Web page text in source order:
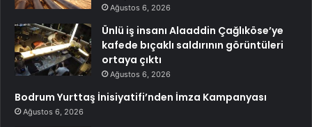
Ağustos 6, 2026
Ünlü iş insanı Alaaddin Çağlıköse’ye
kafede bıçaklı saldırının görüntüleri
ortaya çıktı
Ağustos 6, 2026
Bodrum Yurttaş İnisiyatifi’nden İmza Kampanyası
Ağustos 6, 2026